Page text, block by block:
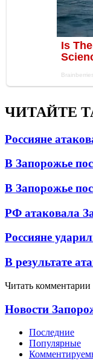
ЧИТАЙТЕ
Россияне
В Запорожье
В Запорожье
РФ атаковала
Россияне
В результате
Читать комментарии
Новости
Последние
Популярные